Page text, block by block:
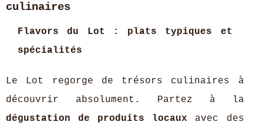
culinaires
Flavors du Lot : plats typiques et
spécialités
Le Lot regorge de trésors culinaires à
découvrir absolument. Partez à la
dégustation de produits locaux avec des